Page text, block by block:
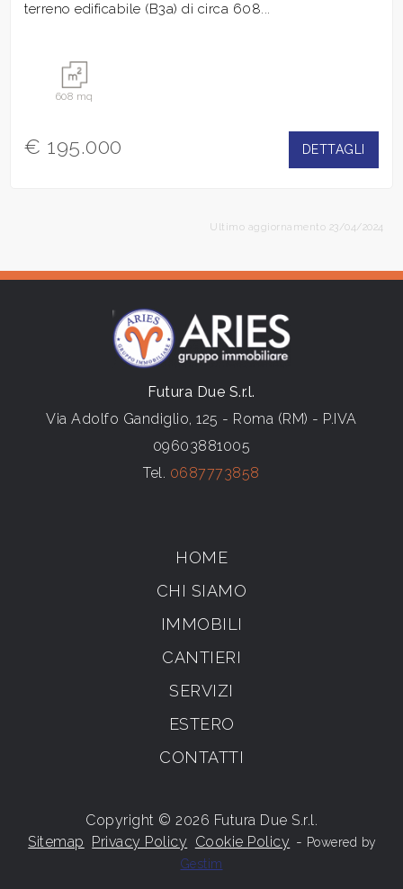
terreno edificabile (B3a) di circa 608...
608 mq
€ 195.000 DETTAGLI
Ultimo aggiornamento 23/04/2024
Futura Due S.r.l.
Via Adolfo Gandiglio, 125 - Roma (RM) - P.IVA
09603881005
Tel. 0687773858
HOME
CHI SIAMO
IMMOBILI
CANTIERI
SERVIZI
ESTERO
CONTATTI
Copyright © 2026 Futura Due S.r.l.
Sitemap Privacy Policy Cookie Policy - Powered by
Gestim